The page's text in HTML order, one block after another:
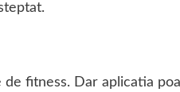
fitness. Dar aplicatia